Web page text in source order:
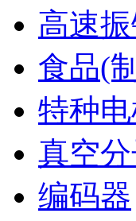
高速
食品(
特种
真空
编码器